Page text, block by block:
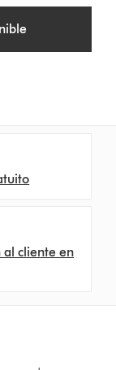
al cliente en